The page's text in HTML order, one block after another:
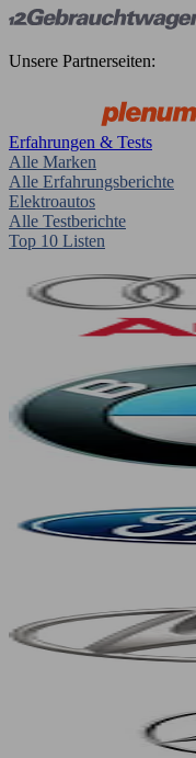
Unsere Partnerseiten:
Erfahrungen & Tests
Alle Marken
Alle Erfahrungsberichte
Elektroautos
Alle Testberichte
Top 10 Listen